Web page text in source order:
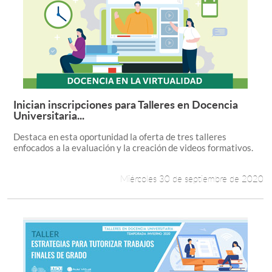
Leer más +
Inician inscripciones para Talleres en Docencia
Universitaria...
Destaca en esta oportunidad la oferta de tres talleres
enfocados a la evaluación y la creación de videos formativos.
Miércoles 30 de septiembre de 2020